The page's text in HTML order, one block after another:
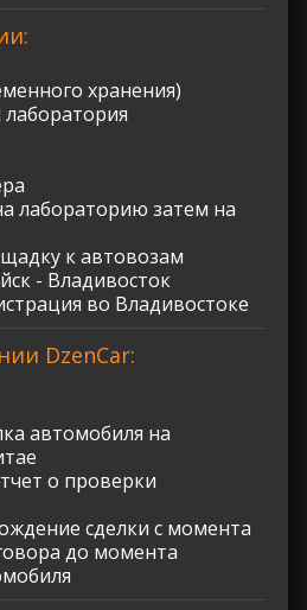
хранения)
лабораторию затем на
к автовозам
- Владивосток
во Владивостоке
DzenCar:
автомобиля на
о проверки
сделки с момента
до момента